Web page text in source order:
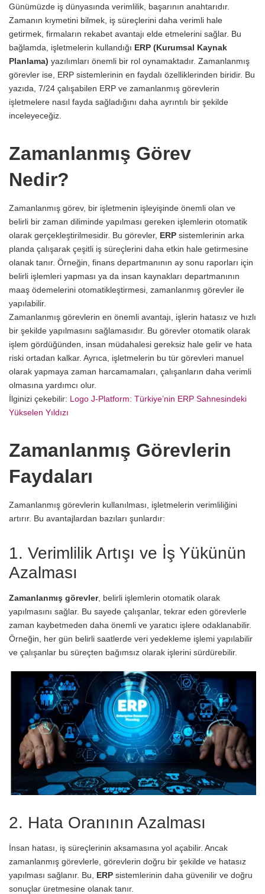
Günümüzde iş dünyasında verimlilik, başarının anahtarıdır.
Zamanın kıymetini bilmek, iş süreçlerini daha verimli hale
getirmek, firmaların rekabet avantajı elde etmelerini sağlar. Bu
bağlamda, işletmelerin kullandığı ERP (Kurumsal Kaynak
Planlama) yazılımları önemli bir rol oynamaktadır. Zamanlanmış
görevler ise, ERP sistemlerinin en faydalı özelliklerinden biridir. Bu
yazıda, 7/24 çalışabilen ERP ve zamanlanmış görevlerin
işletmelere nasıl fayda sağladığını daha ayrıntılı bir şekilde
inceleyeceğiz.
Zamanlanmış Görev
Nedir?
Zamanlanmış görev, bir işletmenin işleyişinde önemli olan ve
belirli bir zaman diliminde yapılması gereken işlemlerin otomatik
olarak gerçekleştirilmesidir. Bu görevler, ERP sistemlerinin arka
planda çalışarak çeşitli iş süreçlerini daha etkin hale getirmesine
olanak tanır. Örneğin, finans departmanının ay sonu raporları için
belirli işlemleri yapması ya da insan kaynakları departmanının
maaş ödemelerini otomatikleştirmesi, zamanlanmış görevler ile
yapılabilir.
Zamanlanmış görevlerin en önemli avantajı, işlerin hatasız ve hızlı
bir şekilde yapılmasını sağlamasıdır. Bu görevler otomatik olarak
işlem gördüğünden, insan müdahalesi gereksiz hale gelir ve hata
riski ortadan kalkar. Ayrıca, işletmelerin bu tür görevleri manuel
olarak yapmaya zaman harcamamaları, çalışanların daha verimli
olmasına yardımcı olur.
İlginizi çekebilir: Logo J‑Platform: Türkiye’nin ERP Sahnesindeki
Yükselen Yıldızı
Zamanlanmış Görevlerin
Faydaları
Zamanlanmış görevlerin kullanılması, işletmelerin verimliliğini
artırır. Bu avantajlardan bazıları şunlardır:
1. Verimlilik Artışı ve İş Yükünün
Azalması
Zamanlanmış görevler, belirli işlemlerin otomatik olarak
yapılmasını sağlar. Bu sayede çalışanlar, tekrar eden görevlerle
zaman kaybetmeden daha önemli ve yaratıcı işlere odaklanabilir.
Örneğin, her gün belirli saatlerde veri yedekleme işlemi yapılabilir
ve çalışanlar bu süreçten bağımsız olarak işlerini sürdürebilir.
2. Hata Oranının Azalması
İnsan hatası, iş süreçlerinin aksamasına yol açabilir. Ancak
zamanlanmış görevlerle, görevlerin doğru bir şekilde ve hatasız
yapılması sağlanır. Bu, ERP sistemlerinin daha güvenilir ve doğru
sonuçlar üretmesine olanak tanır.